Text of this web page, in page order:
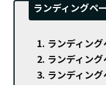
ランディングペ
ランディン
ランディン
ランディン